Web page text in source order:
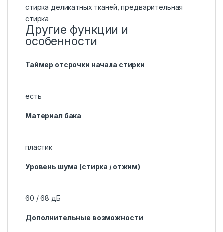
стирка деликатных тканей, предварительная
стирка
Другие функции и
особенности
Таймер отсрочки начала стирки
есть
Материал бака
пластик
Уровень шума (стирка / отжим)
60 / 68 дБ
Дополнительные возможности